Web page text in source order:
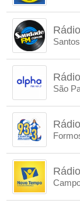
São